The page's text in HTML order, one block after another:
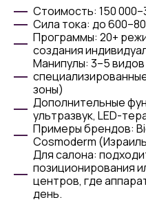
Стоимость: 150
Сила тока: до
Программы: 20+
создания
Манипулы: 3–5
зоны)
Дополнительные
ультразвук, LED-
Примеры брендов:
Cosmoderm
Для салона:
позиционирования
центров, где
день.